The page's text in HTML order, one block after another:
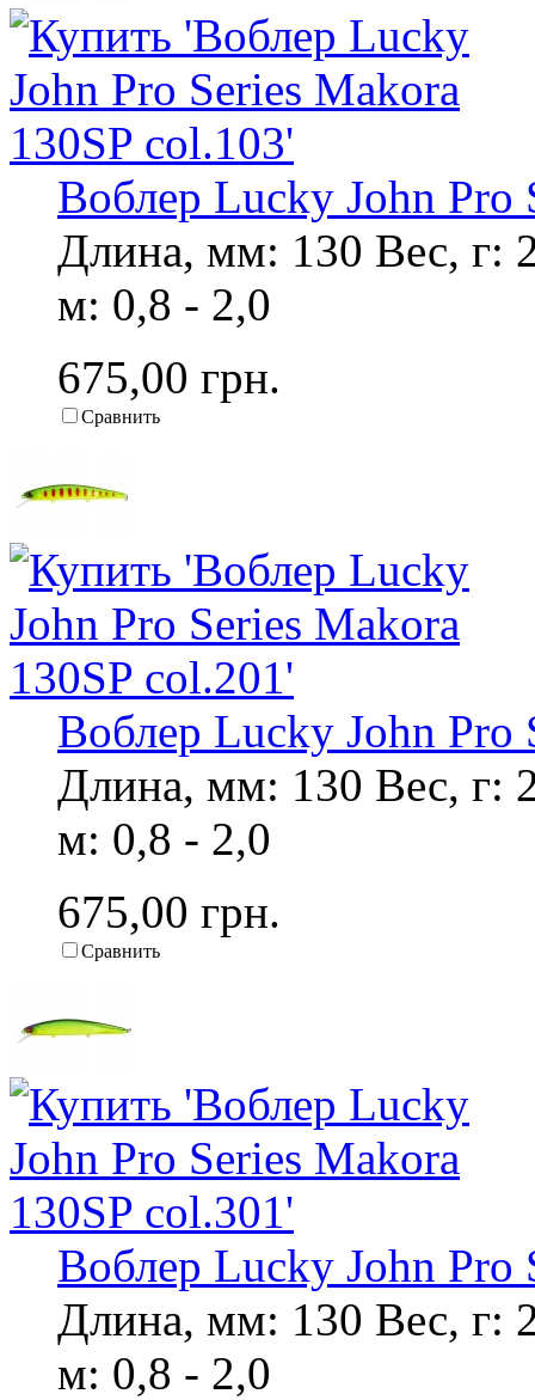
Воблер Lucky John Pro
Длина, мм: 130 Вес, г:
м: 0,8 - 2,0
675,00 грн.
Сравнить
Воблер Lucky John Pro
Длина, мм: 130 Вес, г:
м: 0,8 - 2,0
675,00 грн.
Сравнить
Воблер Lucky John Pro
Длина, мм: 130 Вес, г:
м: 0,8 - 2,0